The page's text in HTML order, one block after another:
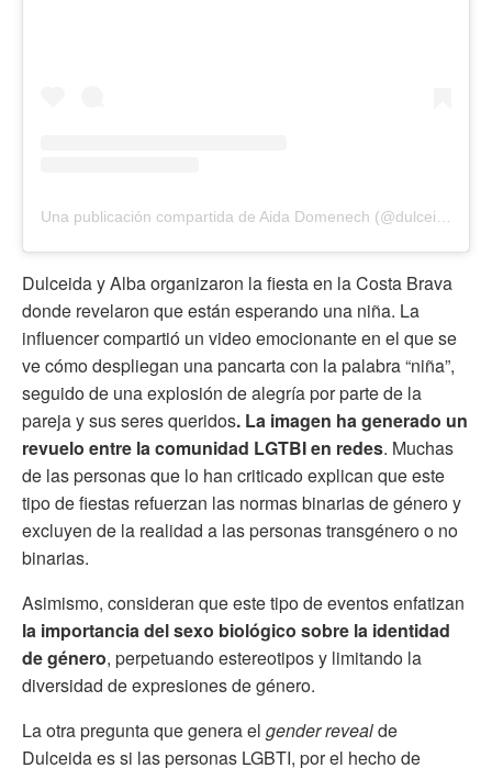
Dulceida y Alba organizaron la fiesta en la Costa Brava
donde revelaron que están esperando una niña. La
influencer compartió un video emocionante en el que se
ve cómo despliegan una pancarta con la palabra “niña”,
seguido de una explosión de alegría por parte de la
pareja y sus seres queridos. La imagen ha generado un
revuelo entre la comunidad LGTBI en redes. Muchas
de las personas que lo han criticado explican que este
tipo de fiestas refuerzan las normas binarias de género y
excluyen de la realidad a las personas transgénero o no
binarias.
Asimismo, consideran que este tipo de eventos enfatizan
la importancia del sexo biológico sobre la identidad
de género, perpetuando estereotipos y limitando la
diversidad de expresiones de género.
La otra pregunta que genera el gender revealde
Dulceida es si las personas LGBTI, por el hecho de